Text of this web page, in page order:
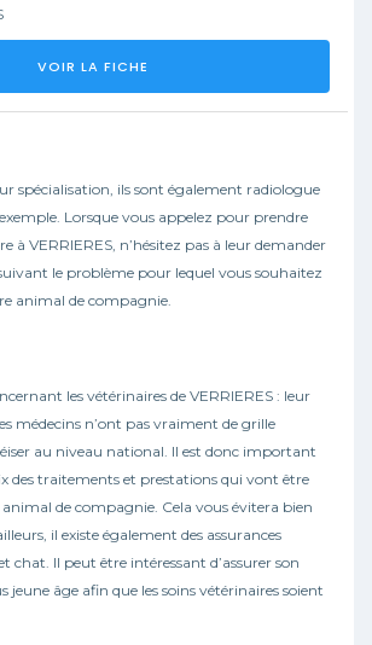
VOIR LA FICHE
spécialisation, ils sont également radiologue
Lorsque vous appelez pour prendre
à VERRIERES, n’hésitez pas à leur demander
le problème pour lequel vous souhaitez
animal de compagnie.
les vétérinaires de VERRIERES : leur
médecins n’ont pas vraiment de grille
au niveau national. Il est donc important
des traitements et prestations qui vont être
de compagnie. Cela vous évitera bien
il existe également des assurances
chat. Il peut être intéressant d’assurer son
jeune âge afin que les soins vétérinaires soient